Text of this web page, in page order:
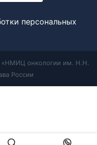
персональных
онкологии им. Н.Н.
России